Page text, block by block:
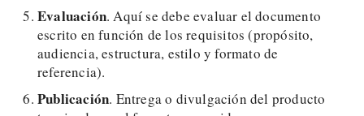
Evaluación. Aquí se debe evaluar el documento
escrito en función de los requisitos (propósito,
audiencia, estructura, estilo y formato de
referencia).
Publicación. Entrega o divulgación del producto